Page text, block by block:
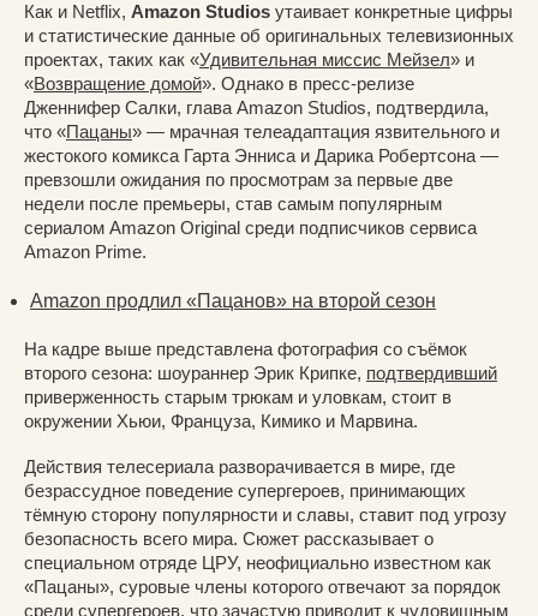
Как и Netflix, Amazon Studios утаивает конкретные цифры
и статистические данные об оригинальных телевизионных
проектах, таких как «Удивительная миссис Мейзел» и
«Возвращение домой». Однако в пресс-релизе
Дженнифер Салки, глава Amazon Studios, подтвердила,
что «Пацаны» — мрачная телеадаптация язвительного и
жестокого комикса Гарта Энниса и Дарика Робертсона —
превзошли ожидания по просмотрам за первые две
недели после премьеры, став самым популярным
сериалом Amazon Original среди подписчиков сервиса
Amazon Prime.
Amazon продлил «Пацанов» на второй сезон
На кадре выше представлена фотография со съёмок
второго сезона: шоураннер Эрик Крипке, подтвердивший
приверженность старым трюкам и уловкам, стоит в
окружении Хьюи, Француза, Кимико и Марвина.
Действия телесериала разворачивается в мире, где
безрассудное поведение супергероев, принимающих
тёмную сторону популярности и славы, ставит под угрозу
безопасность всего мира. Сюжет рассказывает о
специальном отряде ЦРУ, неофициально известном как
«Пацаны», суровые члены которого отвечают за порядок
среди супергероев, что зачастую приводит к чудовищным